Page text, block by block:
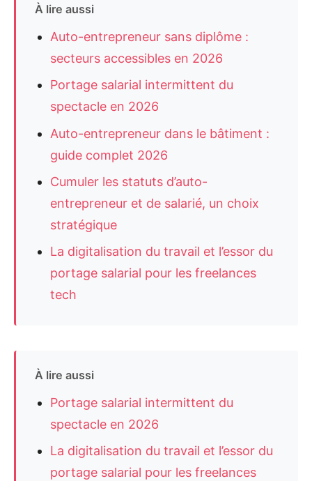
À lire aussi
Auto-entrepreneur sans diplôme :
secteurs accessibles en 2026
Portage salarial intermittent du
spectacle en 2026
Auto-entrepreneur dans le bâtiment :
guide complet 2026
Cumuler les statuts d’auto-
entrepreneur et de salarié, un choix
stratégique
La digitalisation du travail et l’essor du
portage salarial pour les freelances
tech
À lire aussi
Portage salarial intermittent du
spectacle en 2026
La digitalisation du travail et l’essor du
portage salarial pour les freelances